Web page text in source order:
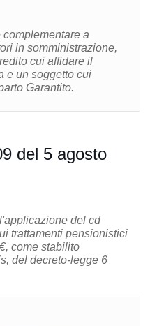
a
in somministrazione,
cui affidare il
e un soggetto cui
Garantito.
del 5 agosto
del cd
trattamenti pensionistici
come stabilito
del decreto-legge 6